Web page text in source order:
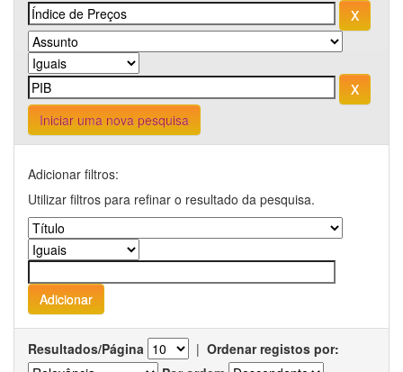
Iniciar uma nova pesquisa
Adicionar filtros:
Utilizar filtros para refinar o resultado da pesquisa.
Resultados/Página | Ordenar registos por: